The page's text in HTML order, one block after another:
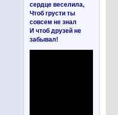
сердце веселила,
Чтоб грусти ты
совсем не знал
И чтоб друзей не
забывал!